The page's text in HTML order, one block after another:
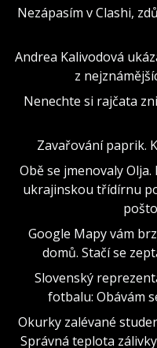
Nezápasím v Clashi,
Andrea Kalivodová
z
Nenechte si rajčata
Zavařování paprik.
Obě se jmenovaly
ukrajinskou třídírnu
Google Mapy vám
domů. Stačí se
Slovenský
fotbalu: Obávám
Okurky zalévané
Správná teplota